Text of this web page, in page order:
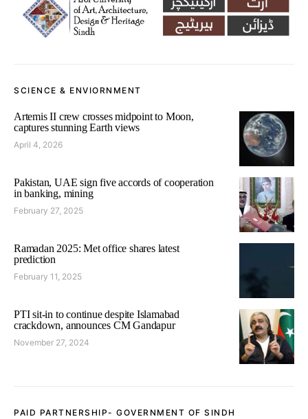
SCIENCE & ENVIORNMENT
Artemis II crew crosses midpoint to Moon,
captures stunning Earth views
April 4, 2026
Pakistan, UAE sign five accords of cooperation
in banking, mining
February 27, 2025
Ramadan 2025: Met office shares latest
prediction
February 11, 2025
PTI sit-in to continue despite Islamabad
crackdown, announces CM Gandapur
November 27, 2024
PAID PARTNERSHIP- GOVERNMENT OF SINDH